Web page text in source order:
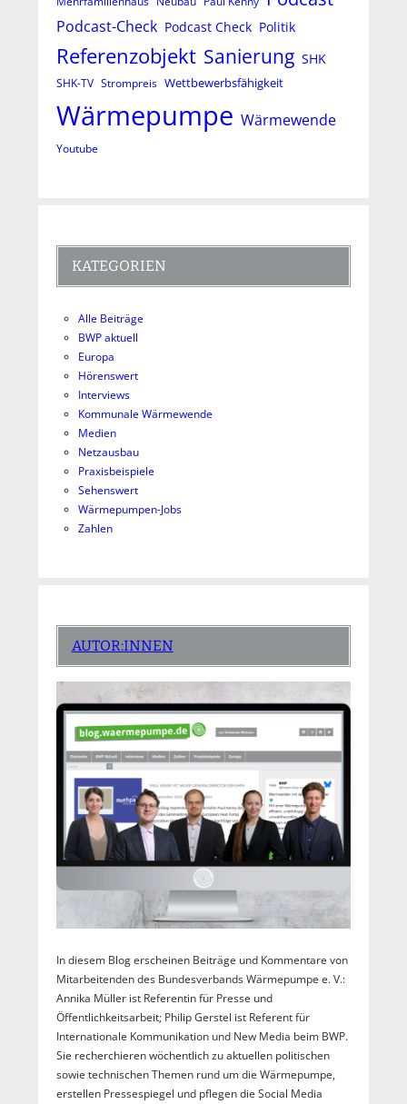
Podcast-Check Podcast Check Politik
Referenzobjekt Sanierung SHK
SHK-TV Strompreis Wettbewerbsfähigkeit
Wärmepumpe Wärmewende
Youtube
KATEGORIEN
Alle Beiträge
BWP aktuell
Europa
Hörenswert
Interviews
Kommunale Wärmewende
Medien
Netzausbau
Praxisbeispiele
Sehenswert
Wärmepumpen-Jobs
Zahlen
AUTOR:INNEN
In diesem Blog erscheinen Beiträge und Kommentare von
Mitarbeitenden des Bundesverbands Wärmepumpe e. V.:
Annika Müller ist Referentin für Presse und
Öffentlichkeitsarbeit; Philip Gerstel ist Referent für
Internationale Kommunikation und New Media beim BWP.
Sie recherchieren wöchentlich zu aktuellen politischen
sowie technischen Themen rund um die Wärmepumpe,
erstellen Pressespiegel und pflegen die Social Media